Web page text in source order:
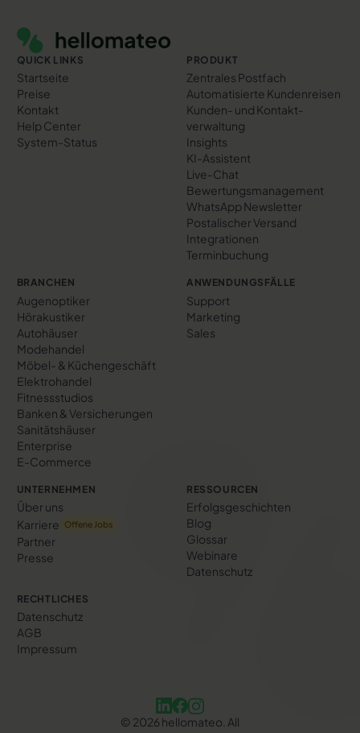
QUICK LINKS
Startseite
Preise
Kontakt
Help Center
System-Status
PRODUKT
Zentrales Postfach
Automatisierte Kundenreisen
Kunden- und Kontakt­
verwaltung
Insights
KI-Assistent
Live-Chat
Bewertungs­management
WhatsApp Newsletter
Postalischer Versand
Integrationen
Terminbuchung
BRANCHEN
Augenoptiker
Hörakustiker
Autohäuser
Modehandel
Möbel- & Küchengeschäft
Elektrohandel
Fitnessstudios
Banken & Versicherungen
Sanitätshäuser
Enterprise
E-Commerce
ANWENDUNGSFÄLLE
Support
Marketing
Sales
UNTERNEHMEN
Über uns
Karriere
Offene Jobs
Partner
Presse
RESSOURCEN
Erfolgs­geschichten
Blog
Glossar
Webinare
Datenschutz
RECHTLICHES
Datenschutz
AGB
Impressum
© 2026 hellomateo. All